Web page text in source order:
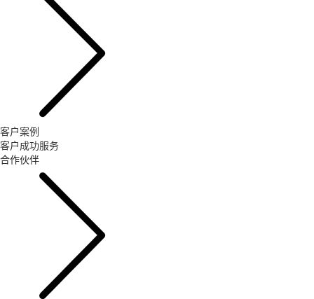
客户案例
客户成功服务
合作伙伴